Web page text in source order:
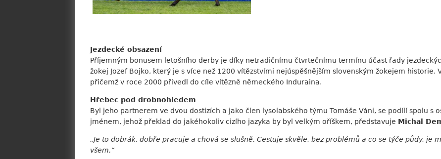
Jezdecké obsazení
Příjemným bonusem letošního derby je díky netradičnímu čtvrtečnímu termínu účast řady
žokej Jozef Bojko, který je s více než 1200 vítězstvími nejúspěšnějším slovenským žokejem historie.
přičemž v roce 2000 přivedl do cíle vítězně německého Induraina.
Hřebec pod drobnohledem
Byl jeho partnerem ve dvou dostizích a jako člen lysolabského týmu Tomáše Váni, se podílí spolu s
jménem, jehož překlad do jakéhokoliv cizího jazyka by byl velkým oříškem, představuje Michal
„Je to dobrák, dobře pracuje a chová se slušně. Cestuje skvěle, bez problémů a co se týče půdy, je
všem.“